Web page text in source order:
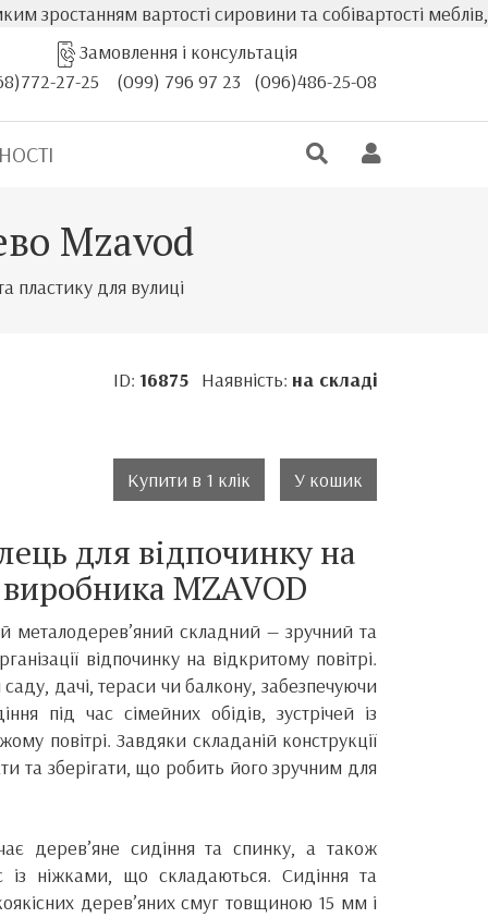
вартості сировини та собівартості меблів, фактична
Замовлення і консультація
27-25
(099) 796 97 23 (096)486-25-08
Mzavod
пластику для вулиці
ID: 16875Наявність: на складі
Купити в 1 клік У кошик
для відпочинку на
виробника MZAVOD
металодерев’яний складний — зручний та
відпочинку на відкритому повітрі.
дачі, тераси чи балкону, забезпечуючи
під час сімейних обідів, зустрічей із
повітрі. Завдяки складаній конструкції
та зберігати, що робить його зручним для
дерев’яне сидіння та спинку, а також
із ніжками, що складаються. Сидіння та
дерев’яних смуг товщиною 15 мм і